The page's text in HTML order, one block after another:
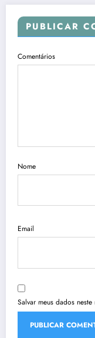
PUBLICAR
Comentários
Nome
Email
Salvar meus dados